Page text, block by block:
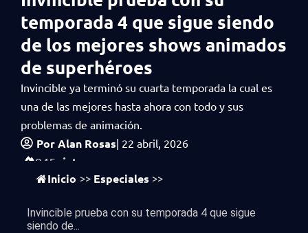
temporada 4 que sigue siendo
de los mejores shows animados
de superhéroes
Invincible ya terminó su cuarta temporada la cual es
una de las mejores hasta ahora con todo y sus
problemas de animación.
PorAlan Rosas| 22 abril, 2026
945 vistas
Inicio >> Especiales >>
Invincible prueba con su temporada 4 que sigue
siendo de...